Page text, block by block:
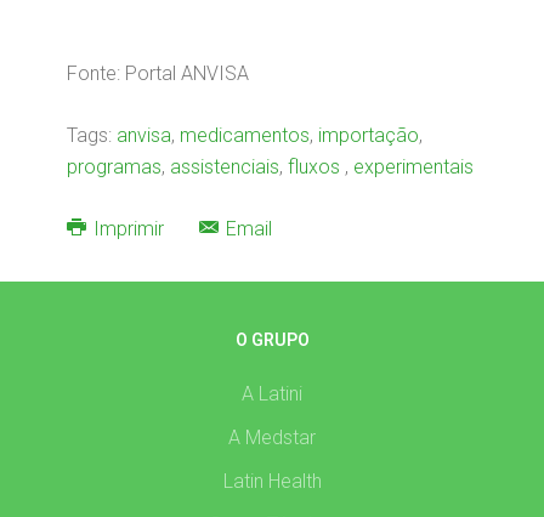
Fonte: Portal ANVISA
Tags: anvisa, medicamentos, importação,
programas, assistenciais, fluxos , experimentais
Imprimir Email
O GRUPO
A Latini
A Medstar
Latin Health